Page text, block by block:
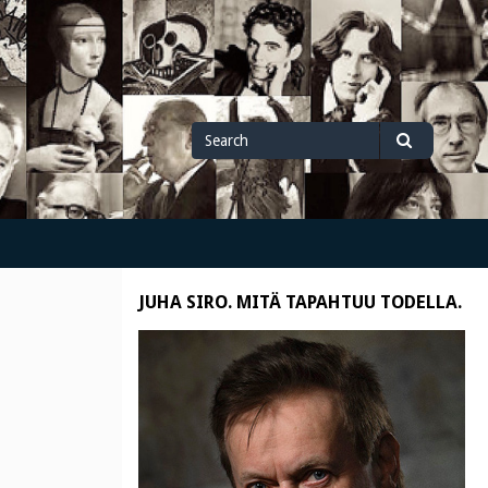
Search
for
Search
JUHA SIRO. MITÄ TAPAHTUU TODELLA.